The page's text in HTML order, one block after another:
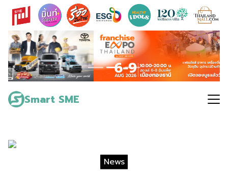
Skip
content
Smart SME
Search
for:
News